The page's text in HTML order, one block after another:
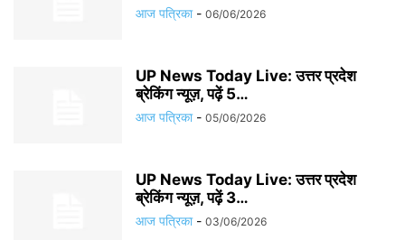
आज पत्रिका - 06/06/2026
UP News Today Live: उत्तर प्रदेश
ब्रेकिंग न्यूज़, पढ़ें 5…
आज पत्रिका - 05/06/2026
UP News Today Live: उत्तर प्रदेश
ब्रेकिंग न्यूज़, पढ़ें 3…
आज पत्रिका - 03/06/2026